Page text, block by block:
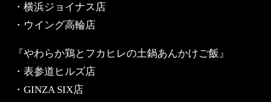
・横浜ジョイナス店
・ウイング高輪店
『やわらか鶏とフカヒレの土鍋あんかけご飯』
・表参道ヒルズ店
・GINZA SIX店